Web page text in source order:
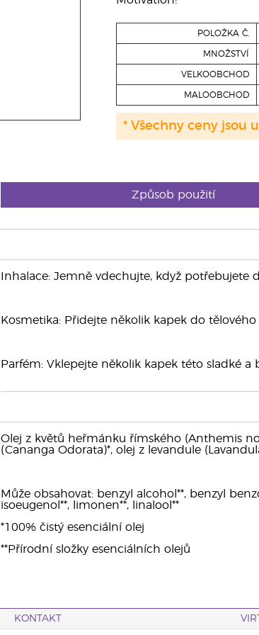
POLOŽKA Č.
MNOŽSTVÍ
VELKOOBCHOD
MALOOBCHOD
* Všechny ceny jsou
Způsob použití
Inhalace: Jemně vdechujte, když potřebujete
Kosmetika: Přidejte několik kapek do
Parfém: Vklepejte několik kapek této sladké a
Olej z květů heřmánku římského (Anthemis
(Cananga Odorata)*, olej z levandule
Může obsahovat: benzyl alcohol**, benzyl
isoeugenol**, limonen**, linalool**
*100% čistý esenciální olej
**Přírodní složky esenciálních olejů
KONTAKT